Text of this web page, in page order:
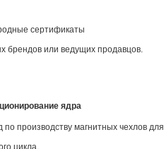
сертификаты
брендов или ведущих продавцов.
ядра
по производству магнитных чехлов
цикла.